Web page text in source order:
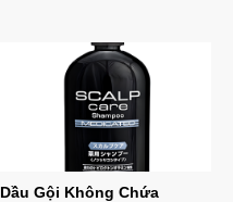
Dầu Gội Không Chứa